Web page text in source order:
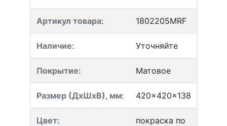
Артикул товара: 1802205MRF
Наличие: Уточняйте
Покрытие: Матовое
Размер (ДхШхВ), мм: 420x420x138
Цвет:
покраска по